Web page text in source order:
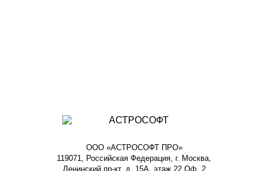
ООО «АСТРОСОФТ ПРО»
119071, Российская Федерация, г. Москва,
Ленинский пр-кт, д. 15А, этаж 22 Оф. 2